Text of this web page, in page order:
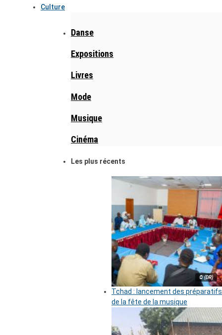
Culture
Danse
Expositions
Livres
Mode
Musique
Cinéma
Les plus récents
© (DR)
Tchad : lancement des préparatifs
de la fête de la musique